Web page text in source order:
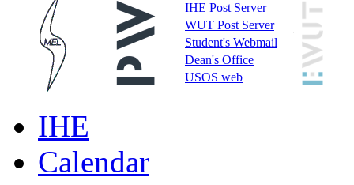
IHE Post Server
WUT Post Server
Student's Webmail
Dean's Office
USOS web
IHE
Calendar